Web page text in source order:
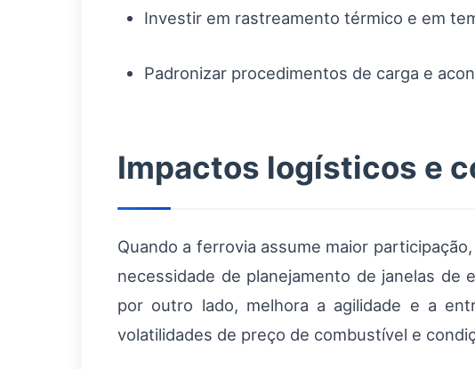
Investir em rastreamento térmico e em
Padronizar procedimentos de carga e
Impactos logísticos e
Quando a ferrovia assume maior
necessidade de planejamento de janelas
por outro lado, melhora a agilidade e a
volatilidades de preço de combustível e